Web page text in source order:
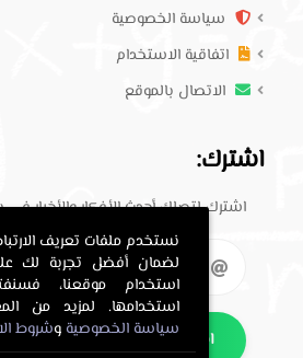
سياسة الخصوصية
اتفاقية الاستخدام
الاتصال بالموقع
اشترك:
اشترك لتصلك أحدث الأفكار والأخبار في
اشترك
نستخدم ملفات تعريف
لضمان أفضل تجربة لك
استخدام موقعنا،
استخدامها. لمزيد من
سياسة الخصوصية وشروط